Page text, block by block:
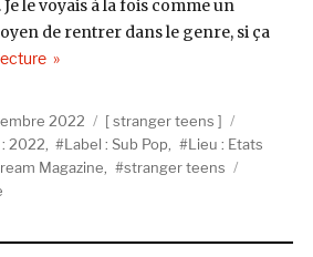
le voyais à la fois comme un
de rentrer dans le genre, si ça
de « Stranger Teens #39 / Guest :
2022 Catégories
stranger teens
2022 Label : Sub Pop
Lieu : Etats
Magazine
stranger teens
sur